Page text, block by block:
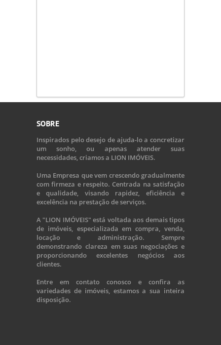
SOBRE
Inspirados pelo desejo de ajuda-lo a concretizar
um sonho, ou apenas atender suas
necessidades, criamos a LION IMÓVEIS.
Uma Empresa que vem crescendo gradualmente
com firmeza e respeito. Centrada na satisfação
e qualidade, visando rapidez, eficiência e
excelência na prestação de serviços.
A "LION IMÓVEIS" está voltada aos demais tipos
de imóveis, especializada em compra, venda,
locação e administração. Sempre
demonstrando clareza em suas negociações e
proporcionando excelentes negócios aos
clientes.
Entre em contato conosco e confira as
variedades de imóveis, estamos a sua inteira
disposição.